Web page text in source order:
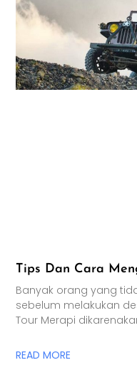
Tips Dan Cara
Banyak orang yang
sebelum melakukan
Tour Merapi
READ MORE